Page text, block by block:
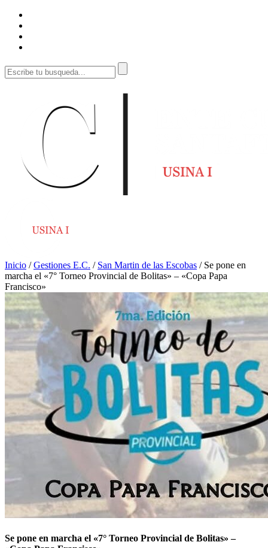
Inicio /Gestiones E.C. / San Martin de las Escobas / Se pone en
marcha el «7° Torneo Provincial de Bolitas» – «Copa Papa
Francisco»
Se pone en marcha el «7° Torneo Provincial de Bolitas» –